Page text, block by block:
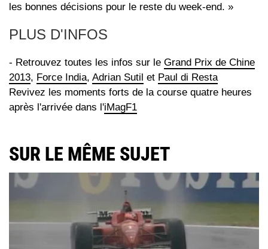
les bonnes décisions pour le reste du week-end. »
PLUS D'INFOS
- Retrouvez toutes les infos sur le Grand Prix de Chine
2013, Force India, Adrian Sutil et Paul di Resta
Revivez les moments forts de la course quatre heures
après l'arrivée dans l'iMagF1
SUR LE MÊME SUJET